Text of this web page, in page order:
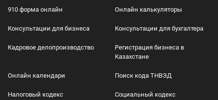
910 форма онлайн Онлайн калькуляторы
Консультации для бизнеса Консультации для бухгалтера
Кадровое делопроизводство
Регистрация бизнеса в
Казахстане
Онлайн календари Поиск кода ТНВЭД
Налоговый кодекс Социальный кодекс